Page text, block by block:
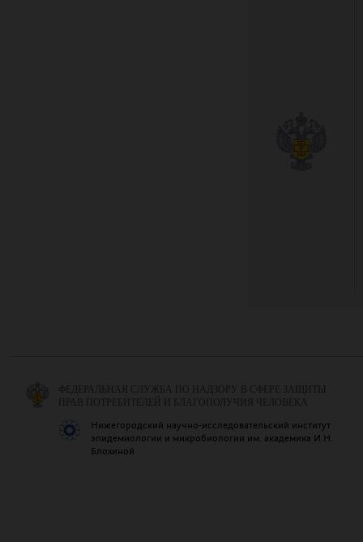
ФЕДЕРАЛЬНАЯ СЛУЖБА ПО НАДЗОРУ В СФЕРЕ ЗАЩИТЫ
ПРАВ ПОТРЕБИТЕЛЕЙ И БЛАГОПОЛУЧИЯ ЧЕЛОВЕКА
Нижегородский научно-исследовательский институт
эпидемиологии и микробиологии им. академика И.Н.
Блохиной